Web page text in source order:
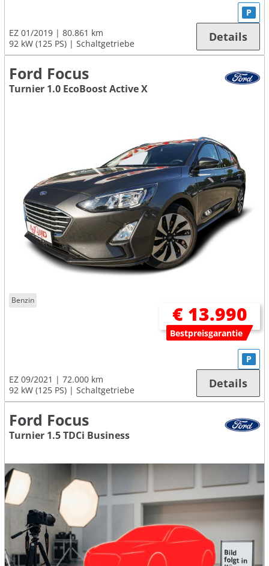
EZ 01/2019
80.861 km
92 kW (125 PS)
Schaltgetriebe
P
Details
Ford Focus
Turnier 1.0 EcoBoost Active X
Benzin
€ 13.990
Bestpreisgarantie
EZ 09/2021
72.000 km
92 kW (125 PS)
Schaltgetriebe
P
Details
Ford Focus
Turnier 1.5 TDCi Business